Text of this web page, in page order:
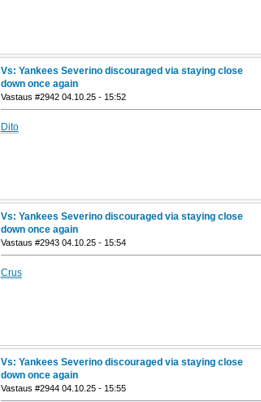
Vs: Yankees Severino discouraged via staying close
down once again
Vastaus #2942 04.10.25 - 15:52
Dito
Vs: Yankees Severino discouraged via staying close
down once again
Vastaus #2943 04.10.25 - 15:54
Crus
Vs: Yankees Severino discouraged via staying close
down once again
Vastaus #2944 04.10.25 - 15:55